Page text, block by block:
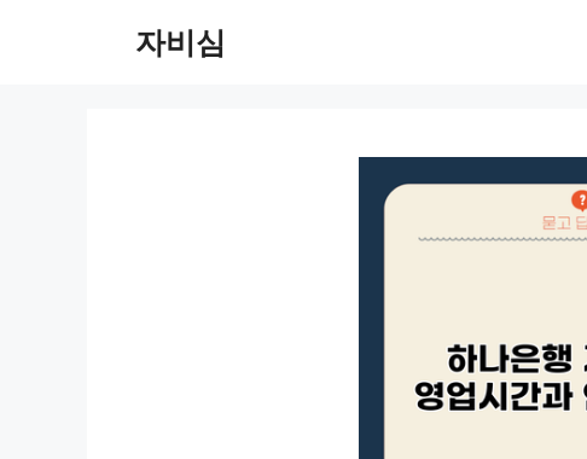
자비심